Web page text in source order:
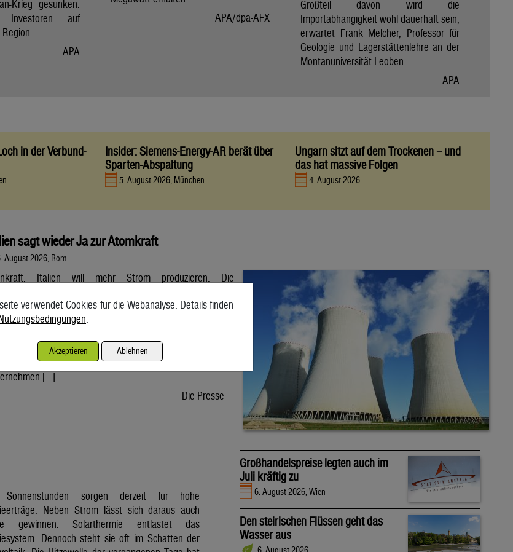
Krieg gesunken.
Investoren auf
APA
APA/dpa-AFX
Großteil davon wird die
Importabhängigkeit wohl dauerhaft sein,
erwartet Frank Melcher, Professor für
Geologie und Lagerstättenlehre an der
Montanuniversität Leoben.
APA
in der Verbund-
Insider: Siemens-Energy-AR berät über
Sparten-Abspaltung
5. August 2026, München
Ungarn sitzt auf dem Trockenen – und
das hat massive Folgen
4. August 2026
sagt wieder Ja zur Atomkraft
August 2026, Rom
Italien will mehr Strom produzieren. Die
Italien will zurück zur Atomkraft. Der Senat
voraussichtlich nach der Sommerpause einem Gesetz
verabschieden. Der Weg bis zur Inbetriebnahme eines
Reaktors wäre dann noch lang. Doch viele
[…]
Die Presse
Sonnenstunden sorgen derzeit für hohe
Neben Strom lässt sich daraus auch
gewinnen. Solarthermie entlastet das
Dennoch steht sie oft im Schatten der
Großhandelspreise legten auch im
Juli kräftig zu
6. August 2026, Wien
Den steirischen Flüssen geht das
Wasser aus
verwendet Cookies für die Webanalyse. Details finden
.
Akzeptieren Ablehnen